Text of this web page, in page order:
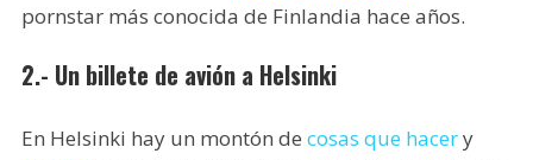
pornstar más conocida de Finlandia hace años.
2.- Un billete de avión a Helsinki
En Helsinki hay un montón de cosas que hacery